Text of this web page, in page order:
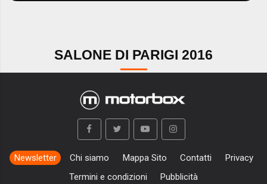
SALONE DI PARIGI 2016
Newsletter Chi siamo Mappa Sito Contatti
Privacy
Termini e condizioni
Pubblicità